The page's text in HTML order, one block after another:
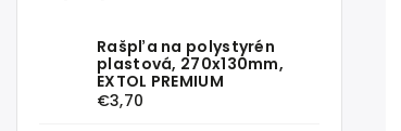
Rašpľa na polystyrén
plastová, 270x130mm,
EXTOL PREMIUM
€3,70